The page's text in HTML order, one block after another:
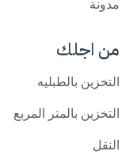
مدونة
من اجلك
التخزين بالطبليه
التخزين بالمتر المربع
النقل